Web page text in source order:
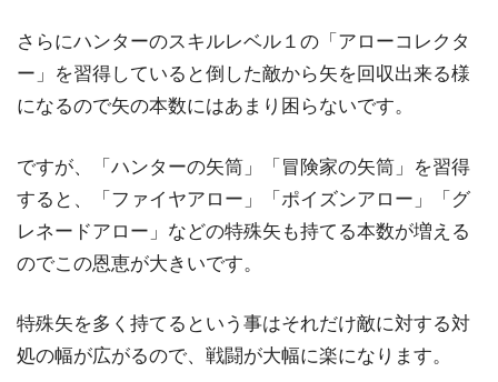
さらにハンターのスキルレベル１の「アローコレクタ
ー」を習得していると倒した敵から矢を回収出来る様
になるので矢の本数にはあまり困らないです。
ですが、「ハンターの矢筒」「冒険家の矢筒」を習得
すると、「ファイヤアロー」「ポイズンアロー」「グ
レネードアロー」などの特殊矢も持てる本数が増える
のでこの恩恵が大きいです。
特殊矢を多く持てるという事はそれだけ敵に対する対
処の幅が広がるので、戦闘が大幅に楽になります。